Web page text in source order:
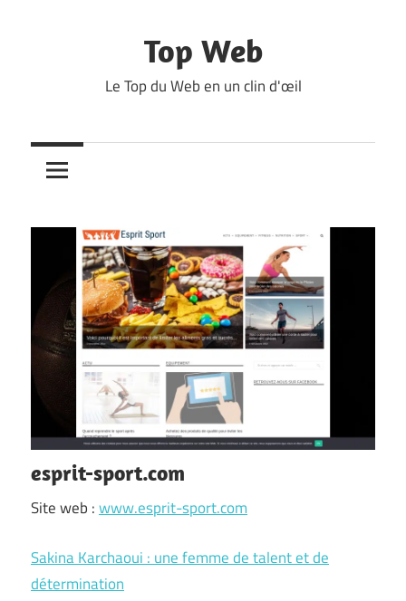
Top Web
Le Top du Web en un clin d'œil
esprit-sport.com
Site web :www.esprit-sport.com
Sakina Karchaoui : une femme de talent et de
détermination